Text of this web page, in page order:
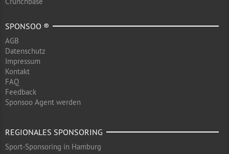
SPONSOO ®
AGB
Datenschutz
Impressum
Kontakt
FAQ
Feedback
Sponsoo Agent werden
REGIONALES SPONSORING
Sport-Sponsoring in Hamburg